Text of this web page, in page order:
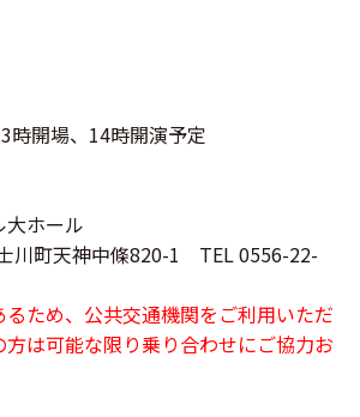
時開場、14時開演予定
大ホール
川町天神中條820-1 TEL 0556-22-
ため、公共交通機関をご利用いただ
方は可能な限り乗り合わせにご協力お